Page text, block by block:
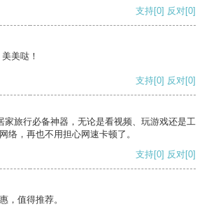
支持[0] 反对[0]
美哒！
支持[0] 反对[0]
家旅行必备神器，无论是看视频、玩游戏还是工
络，再也不用担心网速卡顿了。
支持[0] 反对[0]
，值得推荐。